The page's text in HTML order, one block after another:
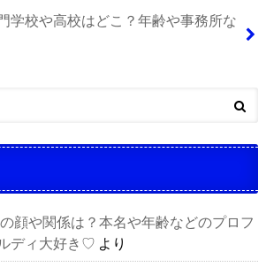
学校や高校はどこ？年齢や事務所な
顔や関係は？本名や年齢などのプロフ
ディ大好き♡ より